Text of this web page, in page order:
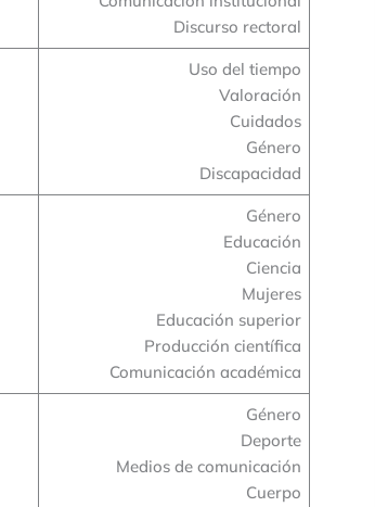
Discurso rectoral
Uso del tiempo
Valoración
Cuidados
Género
Discapacidad
Género
Educación
Ciencia
Mujeres
Educación superior
Producción científica
Comunicación académica
Género
Deporte
Medios de comunicación
Cuerpo